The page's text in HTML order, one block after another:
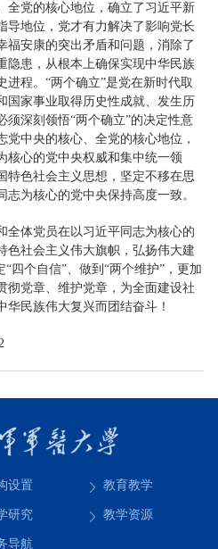
全党的核心地位，确立了习近平新
导地位，党才有力解决了影响党长
福安康的突出矛盾和问题，消除了
隐患，从根本上确保实现中华民族
程。“两个确立”是党在新时代取
国家事业取得历史性成就、发生历
须深刻领悟“两个确立”的决定性意
党中央的核心、全党的核心地位，
核心的党中央权威和集中统一领
特色社会主义思想，坚定不移在思
为核心的党中央保持高度一致。
全体党员在以习近平同志为核心的
色社会主义伟大旗帜，弘扬伟大建
四个自信”、做到“两个维护”，更加
彻党章、维护党章，为全面建设社
民族伟大复兴而团结奋斗！
设置 教育教学
研究 教学资源
导航